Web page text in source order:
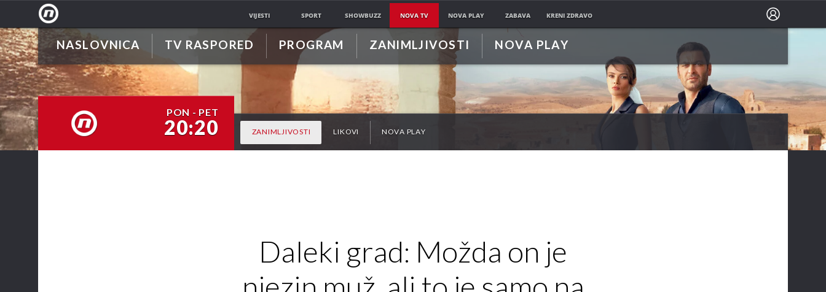
NOVA
VIJESTI SPORT SHOWBUZZ NOVA TV NOVA PLAY ZABAVA KRENI ZDRAVO
NASLOVNICA TV RASPORED PROGRAM ZANIMLJIVOSTI NOVA PLAY
PON - PET
20:20 ZANIMLJIVOSTI LIKOVI NOVA PLAY
Daleki grad: Možda on je